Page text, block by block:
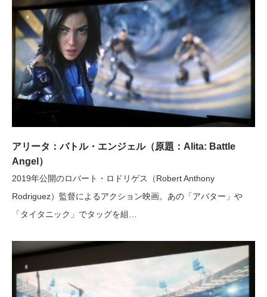
アリータ：バトル・エンジェル（原題：Alita: Battle
Angel）
2019年公開のロバート・ロドリゲス（Robert Anthony
Rodriguez）監督によるアクション映画。あの「アバター」や
「タイタニック」でタッグを組…